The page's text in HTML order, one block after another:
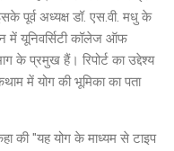
पूर्व अध्यक्ष डॉ. एस.वी. मधु के
में यूनिवर्सिटी कॉलेज ऑफ
के प्रमुख हैं। रिपोर्ट का उद्देश्य
में योग की भूमिका का पता
की "यह योग के माध्यम से टाइप